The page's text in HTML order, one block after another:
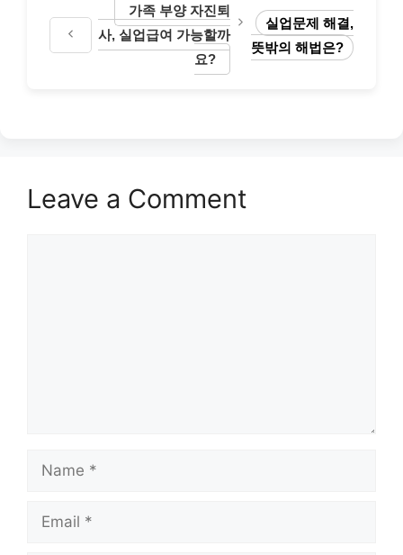
가족 부양 자진퇴
사, 실업급여 가능할까
요?
실업문제 해결,
뜻밖의 해법은?
Leave a Comment
Name
Email